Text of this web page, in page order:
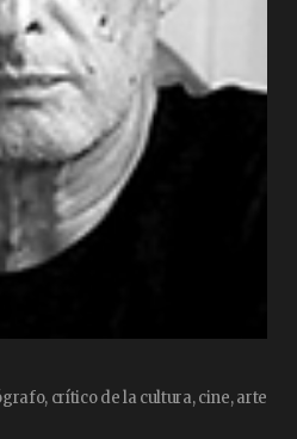
crítico de la cultura, cine, arte